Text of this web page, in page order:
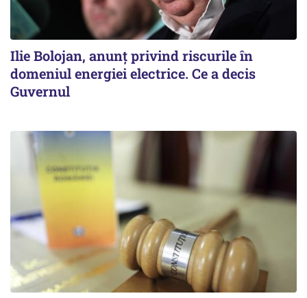
Ilie Bolojan, anunț privind riscurile în
domeniul energiei electrice. Ce a decis
Guvernul